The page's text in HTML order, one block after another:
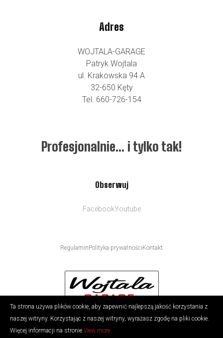
Adres
WOJTALA-GARAGE
Patryk Wojtala
ul. Krakowska 94 A
32-650 Kęty
Tel. 660-726-154
Obserwuj
FacebookYoutube
Profesjonalnie… i tylko tak!
Copyright © 2026 mywebpage.rocks
RegulaminPolityka prywatnościKontakt
Ta strona używa plików cookie, aby zapewnić najlepszą jakość korzystania z
naszej witryny. Korzystając z naszej witryny, wyrażasz zgodę na pliki cookie.
Więcej informacji na stronie View more